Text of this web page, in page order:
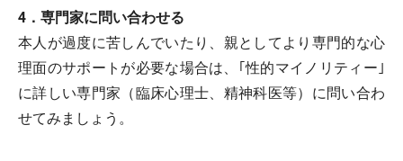
4．専門家に問い合わせる
本人が過度に苦しんでいたり、親としてより専門的な心
理面のサポートが必要な場合は、｢性的マイノリティー｣
に詳しい専門家（臨床心理士、精神科医等）に問い合わ
せてみましょう。